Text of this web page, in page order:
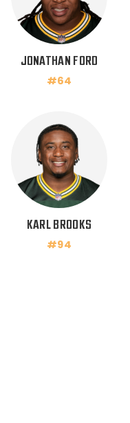
JONATHAN FORD
#64
KARL BROOKS
#94